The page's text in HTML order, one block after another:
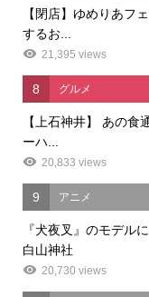
【閉店】ゆめりあフ
するお...
21,395 views
8 グルメ
【上石神井】 あの食
ーハ...
20,833 views
9 アニメ
『犬夜叉』のモデル
白山神社
20,730 views